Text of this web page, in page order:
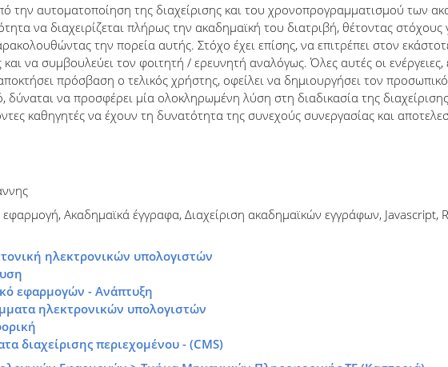
την αυτοματοποίηση της διαχείρισης και του χρονοπρογραμματισμού των
να διαχειρίζεται πλήρως την ακαδημαϊκή του διατριβή, θέτοντας στόχους
την πορεία αυτής. Στόχο έχει επίσης, να επιτρέπει στον
να συμβουλεύει τον φοιτητή / ερευνητή αναλόγως. Όλες αυτές οι ενέργειες,
πρόσβαση ο τελικός χρήστης, οφείλει να δημιουργήσει τον
δύναται να προσφέρει μία ολοκληρωμένη λύση στη διαδικασία της
καθηγητές να έχουν τη δυνατότητα της συνεχούς συνεργασίας και
εφαρμογή, Ακαδημαϊκά έγγραφα, Διαχείριση ακαδημαϊκών εγγράφων, Javascript,
ηλεκτρονικών υπολογιστών
εφαρμογών - Ανάπτυξη
ηλεκτρονικών υπολογιστών
διαχείρισης περιεχομένου - (CMS)